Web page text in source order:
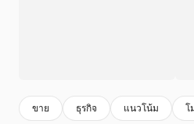
ขาย ธุรกิจ แนวโน้ม โ